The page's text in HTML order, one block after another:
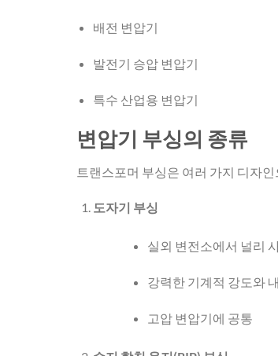
배전 변압기
발전기 승압 변압기
특수 산업용 변압기
변압기 부싱의 종류
트랜스포머 부싱은 여러 가지 디자
도자기 부싱
실외 변전소에서 널리
강력한 기계적 강도와
고압 변압기에 공통